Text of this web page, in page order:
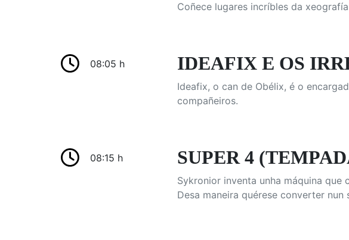
Coñece lugares incríbles da
08:05 h IDEAFIX E OS
Ideafix, o can de Obélix, é o
compañeiros.
08:15 h SUPER 4
Sykronior inventa unha máquina
Desa maneira quérese converter nun